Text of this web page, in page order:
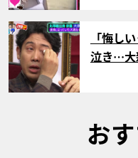
サムネイル
「悔し
泣き…大
お